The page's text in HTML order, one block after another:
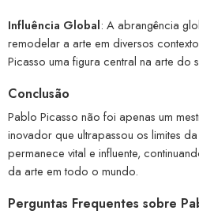
Influência Global: A abrangência
remodelar a arte em diversos
Picasso uma figura central na arte do
Conclusão
Pablo Picasso não foi apenas um
inovador que ultrapassou os limites
permanece vital e influente,
da arte em todo o mundo.
Perguntas Frequentes sobre